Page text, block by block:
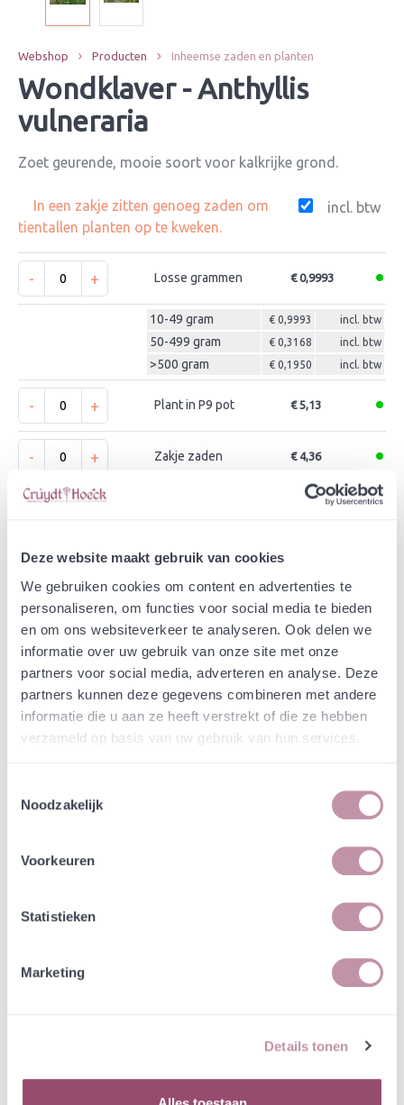
Deze website maakt gebruik van cookies
We gebruiken cookies om content en advertenties te
personaliseren, om functies voor social media te bieden
en om ons websiteverkeer te analyseren. Ook delen we
informatie over uw gebruik van onze site met onze
partners voor social media, adverteren en analyse. Deze
partners kunnen deze gegevens combineren met andere
informatie die u aan ze heeft verstrekt of die ze hebben
verzameld op basis van uw gebruik van hun services.
Noodzakelijk
Voorkeuren
Statistieken
Marketing
Details tonen
Webshop Producten Inheemse zaden en planten
Wondklaver - Anthyllis
vulneraria
Zoet geurende, mooie soort voor kalkrijke grond.
In een zakje zitten genoeg zaden om
tientallen planten op te kweken.
incl. btw
- + Losse grammen € 0,9993
10-49 gram € 0,9993 incl. btw
50-499 gram € 0,3168 incl. btw
>500 gram € 0,1950 incl. btw
- + Plant in P9 pot € 5,13
- + Zakje zaden € 4,36
Jouw bestelling draagt bij aan meer biodiversiteit
Zoet geurende, mooie soort voor kalkrijke grond.
Hommels en vlinders.
kalkrijke grond in de duinen en op hellingen in het
binnenland (Limburg). Traditioneel werd de plant
tevens een waardplant voor dwergblauwtje en
mei, juni, juli, augustus, september
Bloeitijd
mei